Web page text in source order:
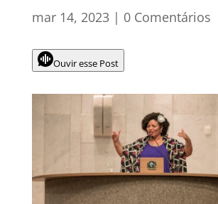
mar 14, 2023| 0 Comentários
Ouvir esse Post